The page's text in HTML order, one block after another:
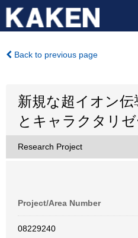
Back to previous page
新規な超イオン
とキャラクタリ
Research Project
Project/Area Number
08229240